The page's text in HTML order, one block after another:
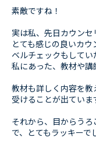
素敵ですね！
実は私、先日カウンセ
とても感じの良いカ
ベルチェックもしてい
私にあった、教材や講
教材も詳しく内容を教
受けることが出ていま
それから、目からう
で、とてもラッキーで